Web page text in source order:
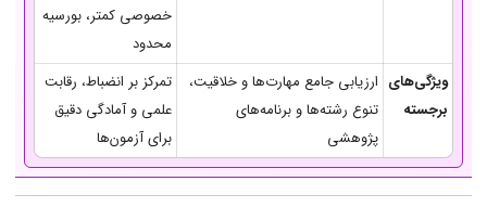
خصوصی کمتر، بورسیه
محدود
ویژگی‌های
برجسته
ارزیابی جامع مهارت‌ها و خلاقیت،
تنوع رشته‌ها و برنامه‌های
پژوهشی
تمرکز بر انضباط، رقابت
علمی و آمادگی دقیق
برای آزمون‌ها